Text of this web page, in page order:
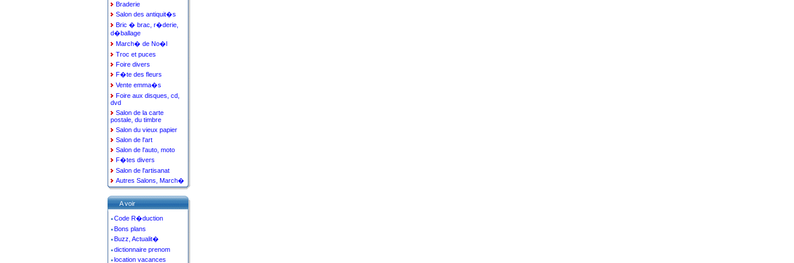
Braderie
Salon des antiquit�s
Bric � brac, r�derie,
d�ballage
March� de No�l
Troc et puces
Foire divers
F�te des fleurs
Vente emma�s
Foire aux disques, cd,
dvd
Salon de la carte
postale, du timbre
Salon du vieux papier
Salon de l'art
Salon de l'auto, moto
F�tes divers
Salon de l'artisanat
Autres Salons, March�
A voir
Code R�duction
Bons plans
Buzz, Actualit�
dictionnaire prenom
location vacances